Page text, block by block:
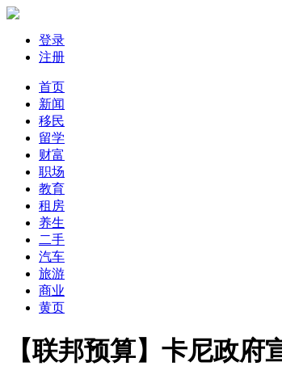
登录
注册
首页
新闻
移民
留学
财富
职场
教育
租房
养生
二手
汽车
旅游
商业
黄页
【联邦预算】卡尼政